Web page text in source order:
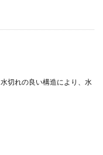
切れの良い構造により、水